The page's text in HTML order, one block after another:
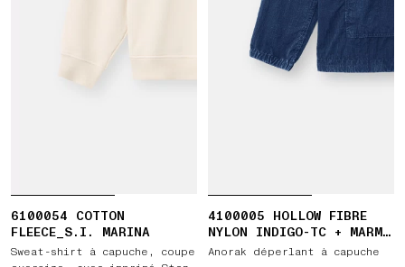
6100054 COTTON
FLEECE_S.I. MARINA
Sweat-shirt à capuche, coupe
4100005 HOLLOW FIBRE
NYLON INDIGO-TC + MARMO
CORROSION
Anorak déperlant à capuche